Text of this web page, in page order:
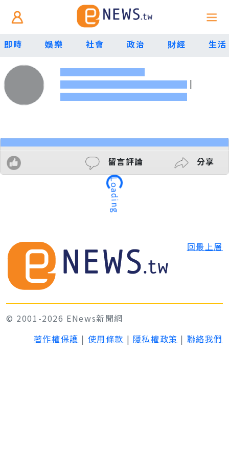
即時 娛樂 社會 政治 財經 生活
|
留言評論 分享
Loading
回最上層
© 2001-2026 ENews新聞網
著作權保護 | 使用條款 | 隱私權政策 | 聯絡我們